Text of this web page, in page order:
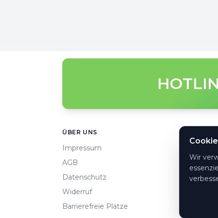
ÜBER UNS
Impressum
AGB
Datenschutz
Widerruf
Barrierefreie Plätze
So
Wir